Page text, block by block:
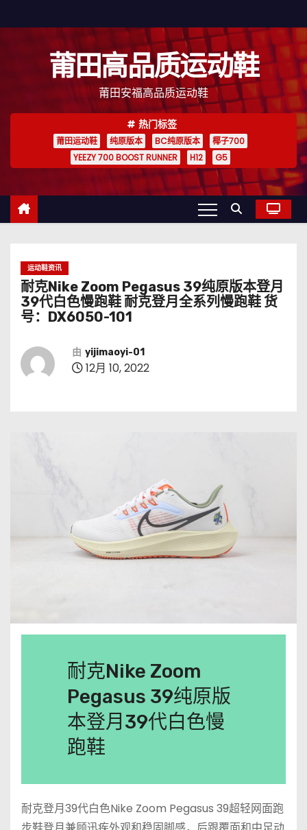
至
莆田高品质运动鞋
莆田安福高品质运动鞋
热门标签
莆田运动鞋 纯原版本 BC纯原版本
椰子700
YEEZY 700 BOOST RUNNER
H12 G5
运动鞋资讯
耐克Nike Zoom Pegasus 39纯原版本登月
39代白色慢跑鞋 耐克登月全系列慢跑鞋 货
号：DX6050-101
由 yijimaoyi-01
12月 10, 2022
耐克Nike Zoom
Pegasus 39纯原版
本登月39代白色慢
跑鞋
耐克登月39代白色Nike Zoom Pegasus 39超轻网面跑